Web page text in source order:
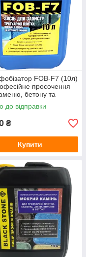
FOB-F7 (10л)
просочення
бетону та
плитки (захист від
до відправки
₴
Купити